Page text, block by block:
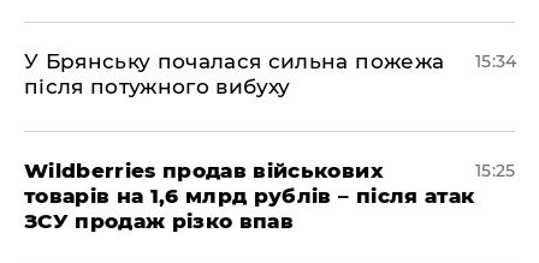
У Брянську почалася сильна пожежа
після потужного вибуху
15:34
Wildberries продав військових
товарів на 1,6 млрд рублів – після атак
ЗСУ продаж різко впав
15:25